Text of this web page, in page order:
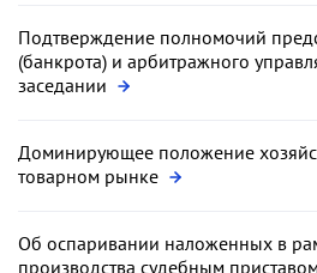
Подтверждение полномочий
(банкрота) и арбитражного
заседании
Доминирующее положение
товарном рынке
Об оспаривании наложенных в
производства судебным